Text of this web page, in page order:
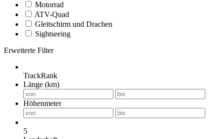
Motorrad
ATV-Quad
Gleitschirm und Drachen
Sightseeing
Erweiterte Filter
TrackRank
Länge (km)
Höhenmeter
5